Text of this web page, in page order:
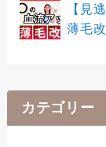
【見
薄毛
カテゴリー